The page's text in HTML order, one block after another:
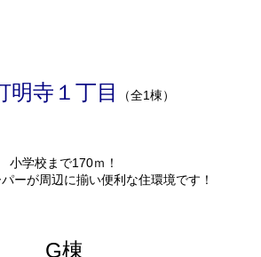
明寺１丁目 （全1棟）
小学校まで170ｍ！
ーが周辺に揃い便利な住環境です！
G棟